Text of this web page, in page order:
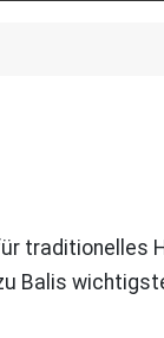
traditionelles
Balis